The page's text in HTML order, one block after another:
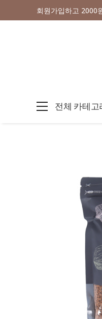
회원가입하고 2000
전체 카테고